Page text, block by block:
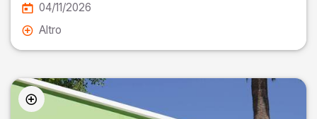
04/11/2026
Altro